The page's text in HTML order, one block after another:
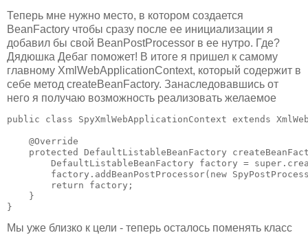
Теперь мне нужно место, в котором создается
BeanFactory чтобы сразу после ее инициализации я
добавил бы свой BeanPostProcessor в ее нутро. Где?
Дядюшка Дебаг поможет! В итоге я пришел к самому
главному XmlWebApplicationContext, который содержит в
себе метод createBeanFactory. Занаследовавшись от
него я получаю возможность реализовать желаемое
public class SpyXmlWebApplicationContext extends
    @Override
protected DefaultListableBeanFactory
DefaultListableBeanFactory factory =
factory.addBeanPostProcessor(new
        return factory;
    }
}
Мы уже близко к цели - теперь осталось поменять класс